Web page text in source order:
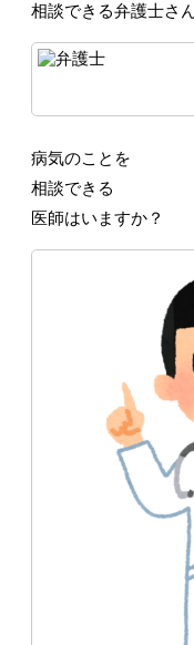
相談できる弁護士さ
病気のことを
相談できる
医師はいますか？